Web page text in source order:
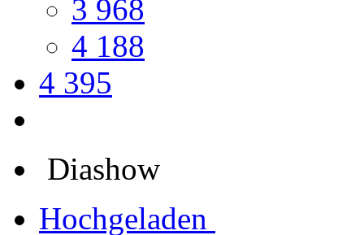
3 968
4 188
4 395
Diashow
Hochgeladen